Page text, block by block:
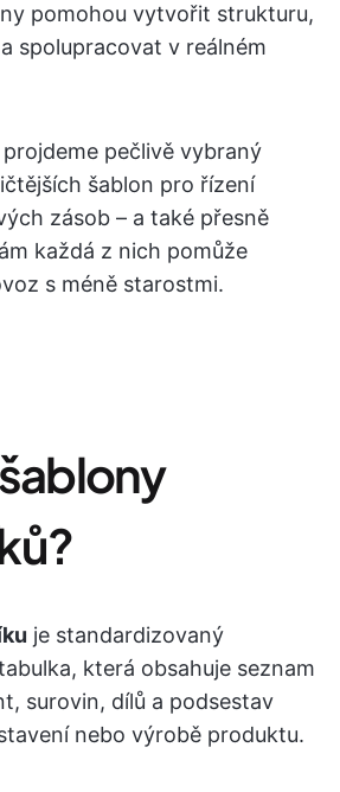
pomohou vytvořit strukturu,
spolupracovat v reálném
pečlivě vybraný
šablon pro řízení
zásob – a také přesně
každá z nich pomůže
s méně starostmi.
je standardizovaný
která obsahuje seznam
surovin, dílů a podsestav
nebo výrobě produktu.